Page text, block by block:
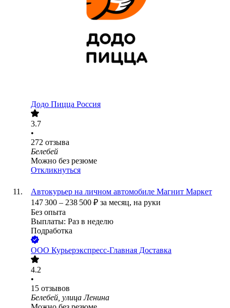
Додо Пицца Россия
3.7
•
272 отзыва
Белебей
Можно без резюме
Откликнуться
Автокурьер на личном автомобиле Магнит Маркет
147 300 – 238 500 ₽ за месяц, на руки
Без опыта
Выплаты: Раз в неделю
Подработка
ООО Курьерэкспресс-Главная Доставка
4.2
•
15 отзывов
Белебей, улица Ленина